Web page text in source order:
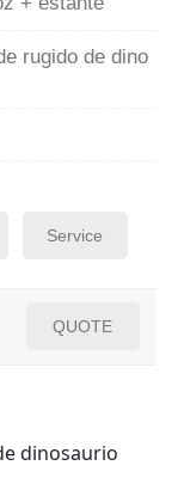
rugido de dino
Service
QUOTE
dinosaurio